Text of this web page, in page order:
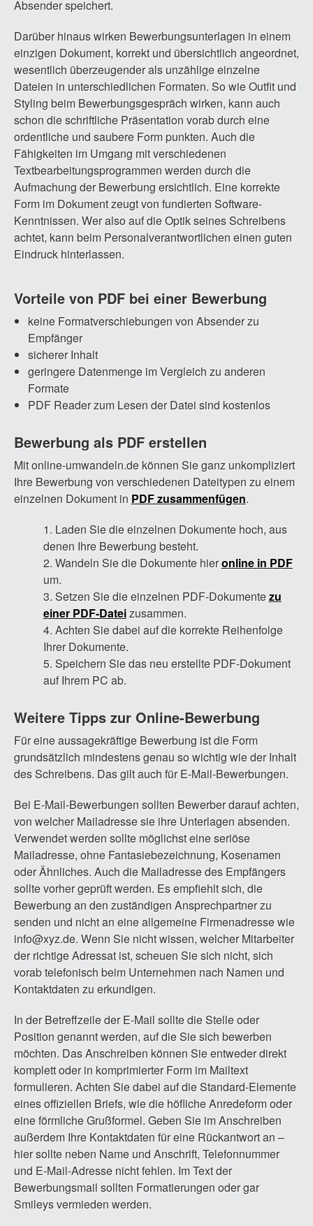
Absender speichert.
Darüber hinaus wirken Bewerbungsunterlagen in einem
einzigen Dokument, korrekt und übersichtlich angeordnet,
wesentlich überzeugender als unzählige einzelne
Dateien in unterschiedlichen Formaten. So wie Outfit und
Styling beim Bewerbungsgespräch wirken, kann auch
schon die schriftliche Präsentation vorab durch eine
ordentliche und saubere Form punkten. Auch die
Fähigkeiten im Umgang mit verschiedenen
Textbearbeitungsprogrammen werden durch die
Aufmachung der Bewerbung ersichtlich. Eine korrekte
Form im Dokument zeugt von fundierten Software-
Kenntnissen. Wer also auf die Optik seines Schreibens
achtet, kann beim Personalverantwortlichen einen guten
Eindruck hinterlassen.
Vorteile von PDF bei einer Bewerbung
keine Formatverschiebungen von Absender zu
Empfänger
sicherer Inhalt
geringere Datenmenge im Vergleich zu anderen
Formate
PDF Reader zum Lesen der Datei sind kostenlos
Bewerbung als PDF erstellen
Mit online-umwandeln.de können Sie ganz unkompliziert
Ihre Bewerbung von verschiedenen Dateitypen zu einem
einzelnen Dokument in PDF zusammenfügen.
Laden Sie die einzelnen Dokumente hoch, aus
denen Ihre Bewerbung besteht.
Wandeln Sie die Dokumente hieronline in PDF
um.
Setzen Sie die einzelnen PDF-Dokumentezu
einer PDF-Dateizusammen.
Achten Sie dabei auf die korrekte Reihenfolge
Ihrer Dokumente.
Speichern Sie das neu erstellte PDF-Dokument
auf Ihrem PC ab.
Weitere Tipps zur Online-Bewerbung
Für eine aussagekräftige Bewerbung ist die Form
grundsätzlich mindestens genau so wichtig wie der Inhalt
des Schreibens. Das gilt auch für E-Mail-Bewerbungen.
Bei E-Mail-Bewerbungen sollten Bewerber darauf achten,
von welcher Mailadresse sie ihre Unterlagen absenden.
Verwendet werden sollte möglichst eine seriöse
Mailadresse, ohne Fantasiebezeichnung, Kosenamen
oder Ähnliches. Auch die Mailadresse des Empfängers
sollte vorher geprüft werden. Es empfiehlt sich, die
Bewerbung an den zuständigen Ansprechpartner zu
senden und nicht an eine allgemeine Firmenadresse wie
info@xyz.de. Wenn Sie nicht wissen, welcher Mitarbeiter
der richtige Adressat ist, scheuen Sie sich nicht, sich
vorab telefonisch beim Unternehmen nach Namen und
Kontaktdaten zu erkundigen.
In der Betreffzeile der E-Mail sollte die Stelle oder
Position genannt werden, auf die Sie sich bewerben
möchten. Das Anschreiben können Sie entweder direkt
komplett oder in komprimierter Form im Mailtext
formulieren. Achten Sie dabei auf die Standard-Elemente
eines offiziellen Briefs, wie die höfliche Anredeform oder
eine förmliche Grußformel. Geben Sie im Anschreiben
außerdem Ihre Kontaktdaten für eine Rückantwort an –
hier sollte neben Name und Anschrift, Telefonnummer
und E-Mail-Adresse nicht fehlen. Im Text der
Bewerbungsmail sollten Formatierungen oder gar
Smileys vermieden werden.